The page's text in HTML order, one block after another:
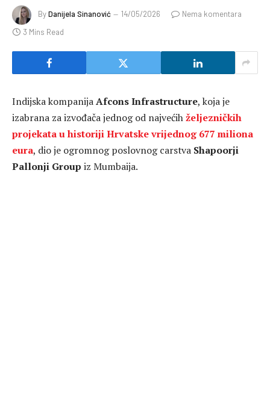
ByDanijela Sinanović 14/05/2026
Nema komentara
3 Mins Read
Indijska kompanijaAfcons Infrastructure, koja je
izabrana za izvođača jednog od najvećihželjezničkih
projekata u historiji Hrvatske vrijednog 677 miliona
eura, dio je ogromnog poslovnog carstva Shapoorji
Pallonji Group iz Mumbaija.